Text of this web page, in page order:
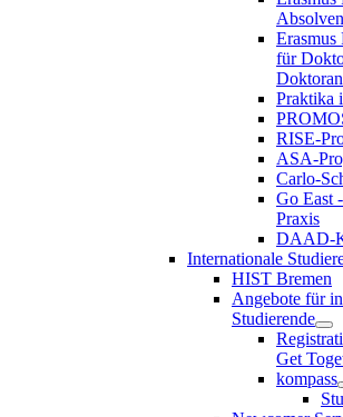
Erasmus
für
Praktika
RISE-
ASA-
Carlo-
Go East
Praxis
DAAD-
Internationale
HIST Bremen
Angebote für
Studierende
Get
kompass